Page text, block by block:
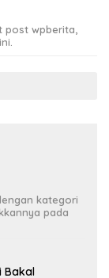
post wpberita,
kategori
pada
Bakal